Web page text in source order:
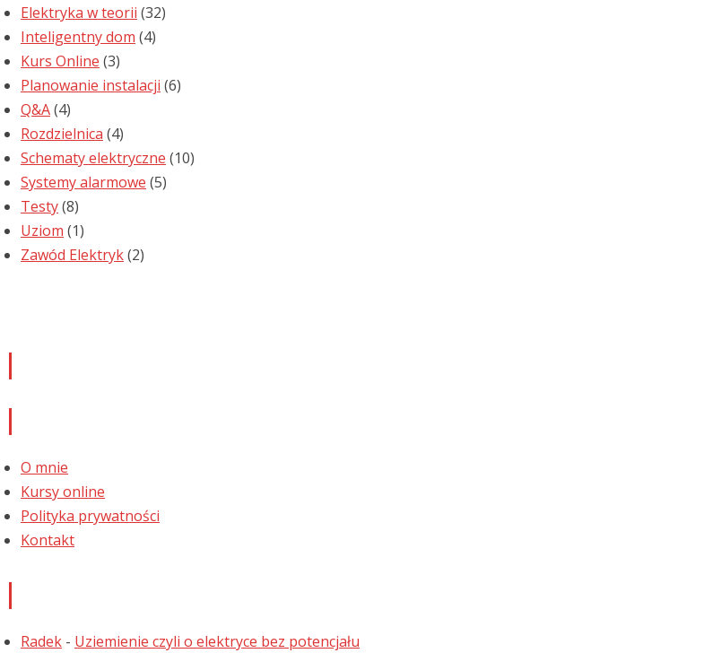
Elektryka w teorii (32)
Inteligentny dom (4)
Kurs Online (3)
Planowanie instalacji (6)
Q&A(4)
Rozdzielnica (4)
Schematy elektryczne (10)
Systemy alarmowe (5)
Testy(8)
Uziom (1)
Zawód Elektryk(2)
O mnie
Kursy online
Polityka prywatności
Kontakt
Radek - Uziemienie czyli o elektryce bez potencjału